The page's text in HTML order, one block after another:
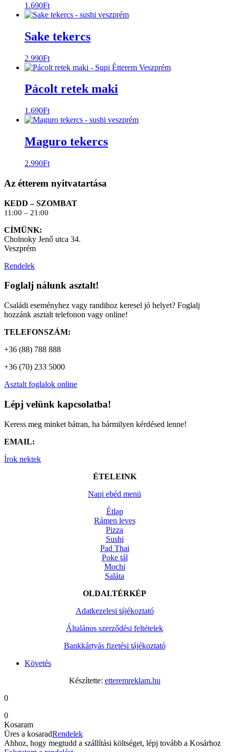
1.690Ft
Sake tekercs
2.990Ft
Pácolt retek maki
1.690Ft
Maguro tekercs
2.990Ft
Az étterem nyitvatartása
KEDD – SZOMBAT
11:00 – 21:00
CÍMÜNK:
Cholnoky Jenő utca 34.
Veszprém
Rendelek
Foglalj nálunk asztalt!
Családi eseményhez vagy randihoz keresel jó helyet? Foglalj
hozzánk asztalt telefonon vagy online!
TELEFONSZÁM:
+36 (88) 788 888
+36 (70) 233 5000
Asztalt foglalok online
Lépj velünk kapcsolatba!
Keress meg minket bátran, ha bármilyen kérdésed lenne!
EMAIL:
Írok nektek
ÉTELEINK
Napi ebéd menü
Étlap
Rámen leves
Pizza
Sushi
Pad Thai
Poke tál
Mochi
Saláta
OLDALTÉRKÉP
Adatkezelesi tájékoztató
Általános szerződési feltételek
Bankkártyás fizetési tájékoztató
Követés
Készítette: etteremreklam.hu
0
0
Kosaram
Üres a kosaradRendelek
Ahhoz, hogy megtudd a szállítási költséget, lépj tovább a Kosárhoz